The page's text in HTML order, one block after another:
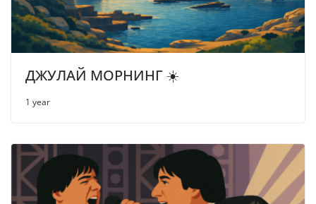
ДЖУЛАЙ МОРНИНГ ☀️
1 year